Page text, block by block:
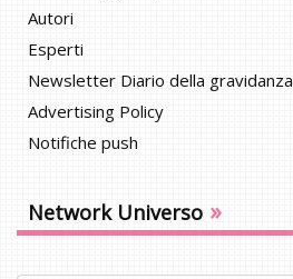
Autori
Esperti
Newsletter Diario della gravidanza
Advertising Policy
Notifiche push
Network Universo »